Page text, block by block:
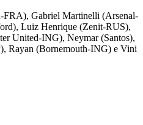
FRA), Gabriel Martinelli (Arsenal-
Luiz Henrique (Zenit-RUS),
United-ING), Neymar (Santos),
Rayan (Bornemouth-ING) e Vini